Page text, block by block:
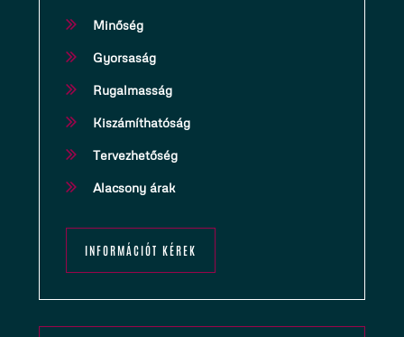
Minőség
Gyorsaság
Rugalmasság
Kiszámíthatóság
Tervezhetőség
Alacsony árak
INFORMÁCIÓT KÉREK